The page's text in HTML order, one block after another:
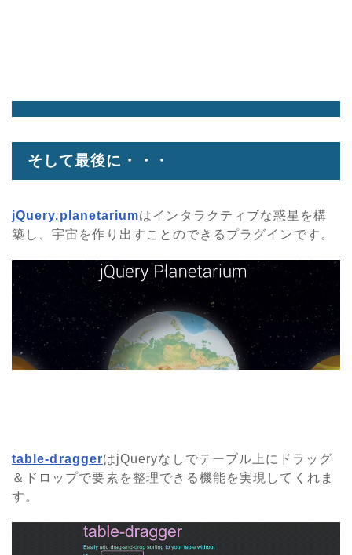
そして最後に・・・
jQuery.planetariumはインタラクティブな惑星を構
築し、宇宙を作り出すことのできるプラグインです。
table-draggerはjQueryなしでテーブル上にドラッグ
＆ドロップで要素を整理できる機能を実現してくれま
す。